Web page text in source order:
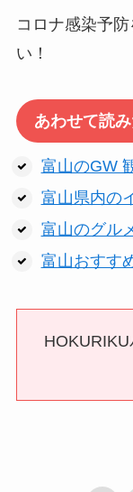
コロナ感染予
い！
あわせて読
富山のGW
富山県内の
富山のグル
富山おすす
HOKURIKU